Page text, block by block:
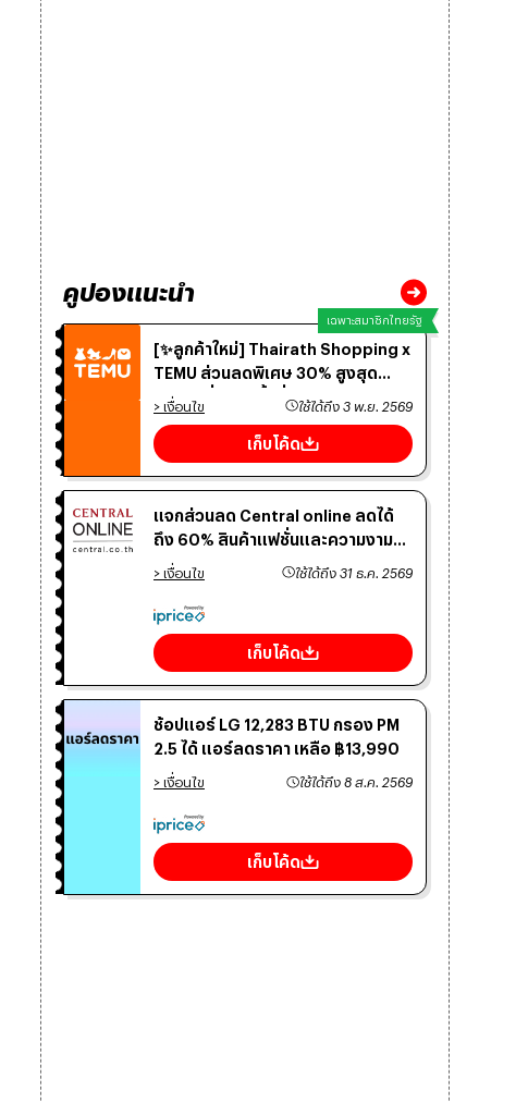
คูปองแนะนำ
เฉพาะสมาชิกไทยรัฐ
[✨ลูกค้าใหม่] Thairath Shopping x
TEMU ส่วนลดพิเศษ 30% สูงสุด
300.- เมื่อช้อปขั้นต่ำ 300.-
> เงื่อนไข ใช้ได้ถึง 3 พ.ย. 2569
เก็บโค้ด
แจกส่วนลด Central online ลดได้
ถึง 60% สินค้าแฟชั่นและความงาม
สำหรับสาวๆ 💃🏻
> เงื่อนไข ใช้ได้ถึง 31 ธ.ค. 2569
เก็บโค้ด
ช้อปแอร์ LG 12,283 BTU กรอง PM
2.5 ได้ แอร์ลดราคา เหลือ ฿13,990
> เงื่อนไข ใช้ได้ถึง 8 ส.ค. 2569
เก็บโค้ด